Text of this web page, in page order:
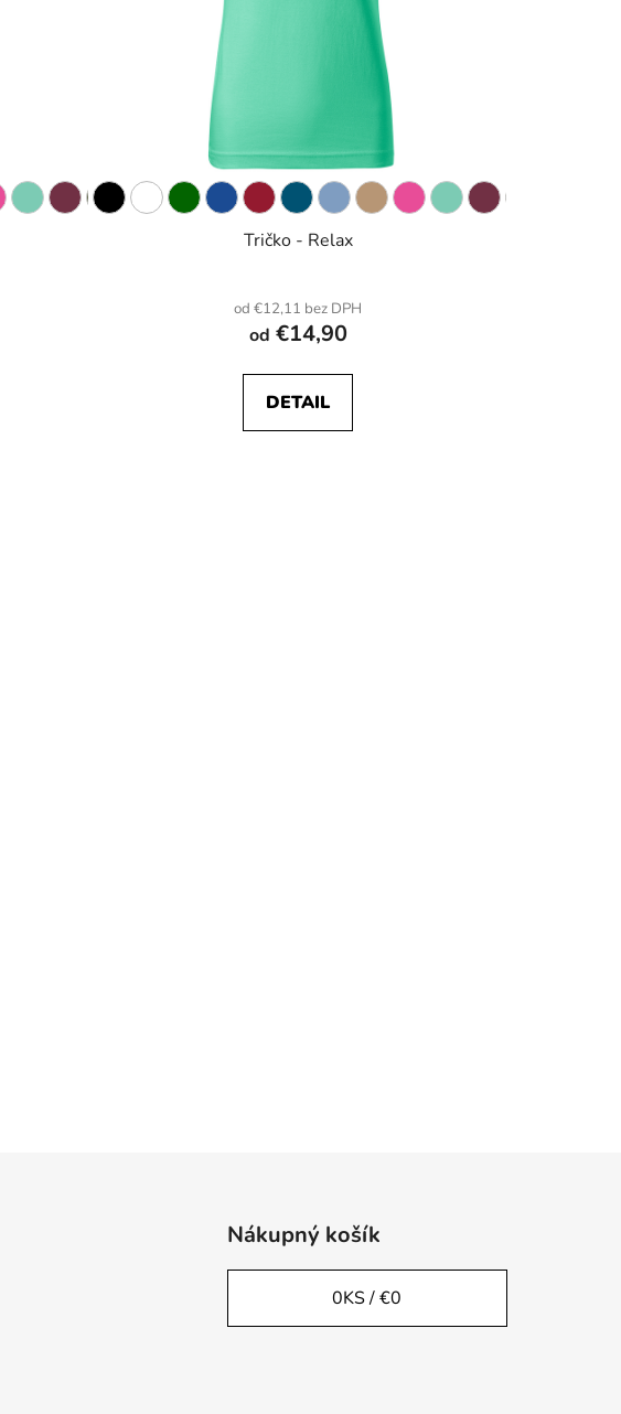
Tričko - Relax
od €12,11 bez DPH
od €14,90
DETAIL
Nákupný košík
0KS /€0